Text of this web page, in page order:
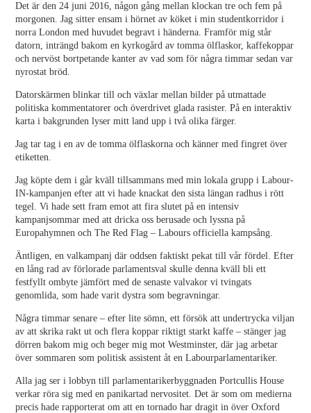
Det är den 24 juni 2016, någon gång mellan klockan tre och fem på
morgonen. Jag sitter ensam i hörnet av köket i min studentkorridor i
norra London med huvudet begravt i händerna. Framför mig står
datorn, inträngd bakom en kyrkogård av tomma ölflaskor, kaffekoppar
och nervöst bortpetande kanter av vad som för några timmar sedan var
nyrostat bröd.
Datorskärmen blinkar till och växlar mellan bilder på utmattade
politiska kommentatorer och överdrivet glada rasister. På en interaktiv
karta i bakgrunden lyser mitt land upp i två olika färger.
Jag tar tag i en av de tomma ölflaskorna och känner med fingret över
etiketten.
Jag köpte dem i går kväll tillsammans med min lokala grupp i Labour-
IN-kampanjen efter att vi hade knackat den sista längan radhus i rött
tegel. Vi hade sett fram emot att fira slutet på en intensiv
kampanjsommar med att dricka oss berusade och lyssna på
Europahymnen och The Red Flag – Labours officiella kampsång.
Äntligen, en valkampanj där oddsen faktiskt pekat till vår fördel. Efter
en lång rad av förlorade parlamentsval skulle denna kväll bli ett
festfyllt ombyte jämfört med de senaste valvakor vi tvingats
genomlida, som hade varit dystra som begravningar.
Några timmar senare – efter lite sömn, ett försök att undertrycka viljan
av att skrika rakt ut och flera koppar riktigt starkt kaffe – stänger jag
dörren bakom mig och beger mig mot Westminster, där jag arbetar
över sommaren som politisk assistent åt en Labourparlamentariker.
Alla jag ser i lobbyn till parlamentarikerbyggnaden Portcullis House
verkar röra sig med en panikartad nervositet. Det är som om medierna
precis hade rapporterat om att en tornado har dragit in över Oxford